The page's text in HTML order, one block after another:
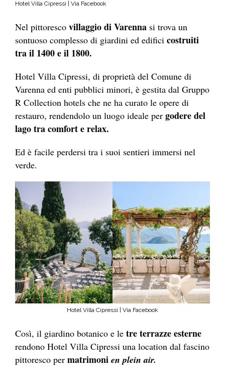
Hotel Villa Cipressi | Via Facebook
Nel pittoresco villaggio di Varenna si trova un
sontuoso complesso di giardini ed edifici costruiti
tra il 1400 e il 1800.
Hotel Villa Cipressi, di proprietà del Comune di
Varenna ed enti pubblici minori, è gestita dal Gruppo
R Collection hotels che ne ha curato le opere di
restauro, rendendolo un luogo ideale per godere del
lago tra comfort e relax.
Ed è facile perdersi tra i suoi sentieri immersi nel
verde.
Hotel Villa Cipressi | Via Facebook
Così, il giardino botanico e le tre terrazze esterne
rendono Hotel Villa Cipressi una location dal fascino
pittoresco per matrimoni en plein air.